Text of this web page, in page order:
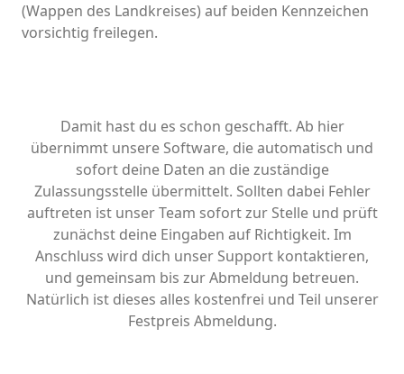
(Wappen des Landkreises) auf beiden Kennzeichen
vorsichtig freilegen.
Damit hast du es schon geschafft. Ab hier
übernimmt unsere Software, die automatisch und
sofort deine Daten an die zuständige
Zulassungsstelle übermittelt. Sollten dabei Fehler
auftreten ist unser Team sofort zur Stelle und prüft
zunächst deine Eingaben auf Richtigkeit. Im
Anschluss wird dich unser Support kontaktieren,
und gemeinsam bis zur Abmeldung betreuen.
Natürlich ist dieses alles kostenfrei und Teil unserer
Festpreis Abmeldung.